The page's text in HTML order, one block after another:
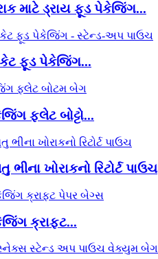
માટે ડ્રાય ફૂડ પેકેજિંગ...
ફૂડ પેકેજિંગ...
ફ્લેટ બોટ્ટો...
ભીના ખોરાકનો રિટોર્ટ પાઉચ
ક્રાફ્ટ...